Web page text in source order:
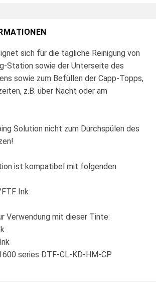
sich für die tägliche Reinigung von
Station sowie der Unterseite des
sowie zum Befüllen der Capp-Topps,
z.B. über Nacht oder am
Solution nicht zum Durchspülen des
ist kompatibel mit folgenden
Ink
Verwendung mit dieser Tinte:
series DTF-CL-KD-HM-CP